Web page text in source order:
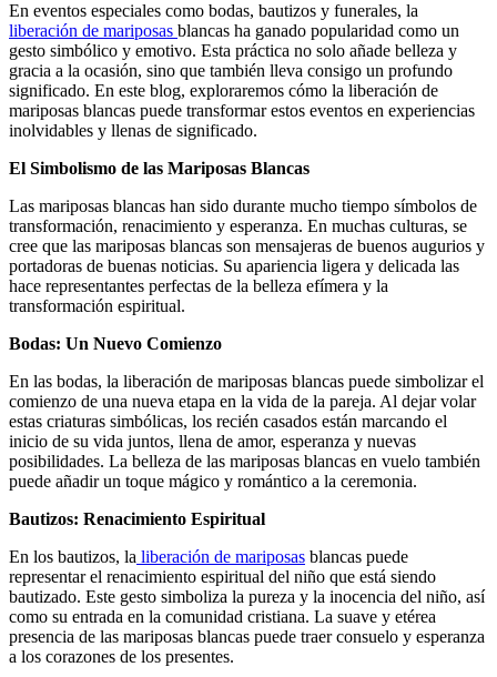
En eventos especiales como bodas, bautizos y funerales, la
liberación de mariposas blancas ha ganado popularidad como un
gesto simbólico y emotivo. Esta práctica no solo añade belleza y
gracia a la ocasión, sino que también lleva consigo un profundo
significado. En este blog, exploraremos cómo la liberación de
mariposas blancas puede transformar estos eventos en experiencias
inolvidables y llenas de significado.
El Simbolismo de las Mariposas Blancas
Las mariposas blancas han sido durante mucho tiempo símbolos de
transformación, renacimiento y esperanza. En muchas culturas, se
cree que las mariposas blancas son mensajeras de buenos augurios y
portadoras de buenas noticias. Su apariencia ligera y delicada las
hace representantes perfectas de la belleza efímera y la
transformación espiritual.
Bodas: Un Nuevo Comienzo
En las bodas, la liberación de mariposas blancas puede simbolizar el
comienzo de una nueva etapa en la vida de la pareja. Al dejar volar
estas criaturas simbólicas, los recién casados están marcando el
inicio de su vida juntos, llena de amor, esperanza y nuevas
posibilidades. La belleza de las mariposas blancas en vuelo también
puede añadir un toque mágico y romántico a la ceremonia.
Bautizos: Renacimiento Espiritual
En los bautizos, la liberación de mariposas blancas puede
representar el renacimiento espiritual del niño que está siendo
bautizado. Este gesto simboliza la pureza y la inocencia del niño, así
como su entrada en la comunidad cristiana. La suave y etérea
presencia de las mariposas blancas puede traer consuelo y esperanza
a los corazones de los presentes.